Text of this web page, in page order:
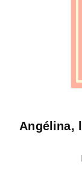
Angélina,